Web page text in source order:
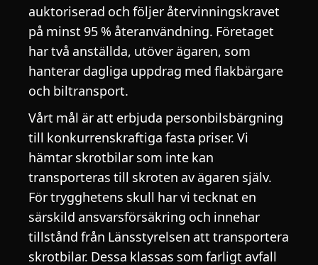
auktoriserad och följer återvinningskravet
på minst 95 % återanvändning. Företaget
har två anställda, utöver ägaren, som
hanterar dagliga uppdrag med flakbärgare
och biltransport.
Vårt mål är att erbjuda personbilsbärgning
till konkurrenskraftiga fasta priser. Vi
hämtar skrotbilar som inte kan
transporteras till skroten av ägaren själv.
För trygghetens skull har vi tecknat en
särskild ansvarsförsäkring och innehar
tillstånd från Länsstyrelsen att transportera
skrotbilar. Dessa klassas som farligt avfall